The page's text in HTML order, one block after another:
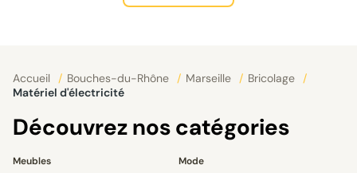
Accueil / Bouches-du-Rhône / Marseille / Bricolage
/
Matériel d'électricité
Découvrez nos catégories
Meubles
Mode